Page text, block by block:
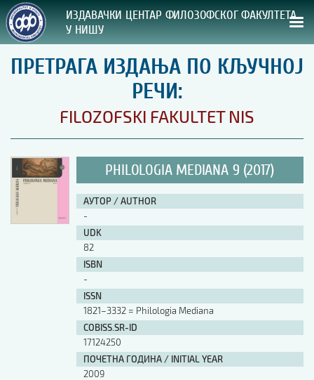
ИЗДАВАЧКИ ЦЕНТАР ФИЛОЗОФСКОГ ФАКУЛТЕТА
У НИШУ
СВА НАША ИЗДАЊА
ВРСТА ИЗДАЊА:
ПРЕГЛЕД
УПУТСТВА
Правилник о издавачкој делатности
Упутство ауторима
Упутство уредницима
Изјава о ауторству
Изјава о лектури
Изјава о коришћењу ауторског дела
Упутство за бирање лиценце
Уговор са аутором
ПРЕТРАГА ИЗДАЊА ПО КЉУЧНОЈ
РЕЧИ:
FILOZOFSKI FAKULTET NIS
PHILOLOGIA MEDIANA 9 (2017)
АУТОР / AUTHOR
-
UDK
82
ISBN
-
ISSN
1821–3332 = Philologia Mediana
COBISS.SR-ID
17124250
ПОЧЕТНА ГОДИНА / INITIAL YEAR
2009